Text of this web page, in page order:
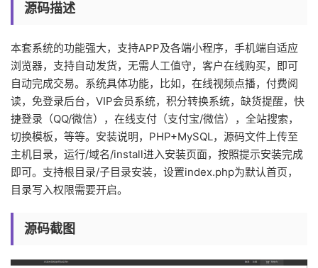
源码描述
本套系统的功能强大，支持APP及各端小程序，手机端自适应
浏览器，支持自动发货，无需人工值守，客户在线购买，即可
自动完成交易。系统具体功能，比如，在线视频点播，付费阅
读，免登录后台，VIP会员系统，积分转换系统，缺货提醒，快
捷登录（QQ/微信），在线支付（支付宝/微信），全站搜索，
切换模板，等等。安装说明，PHP+MySQL，源码文件上传至
主机目录，运行/域名/install进入安装页面，按照提示安装完成
即可。支持根目录/子目录安装，设置index.php为默认首页，
目录写入权限需要开启。
源码截图